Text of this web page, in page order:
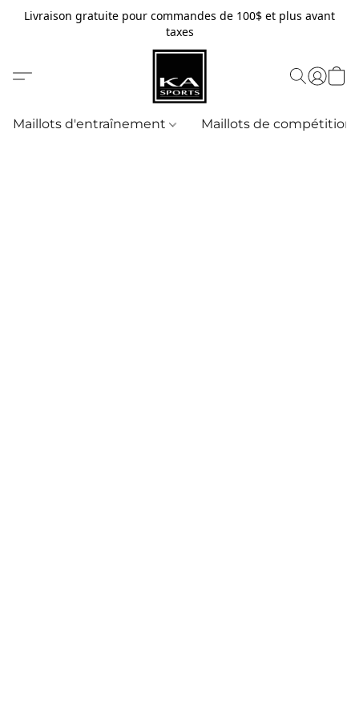
Livraison gratuite pour commandes de 100$ et plus avant
taxes
Maillots d'entraînement Maillots de compétition